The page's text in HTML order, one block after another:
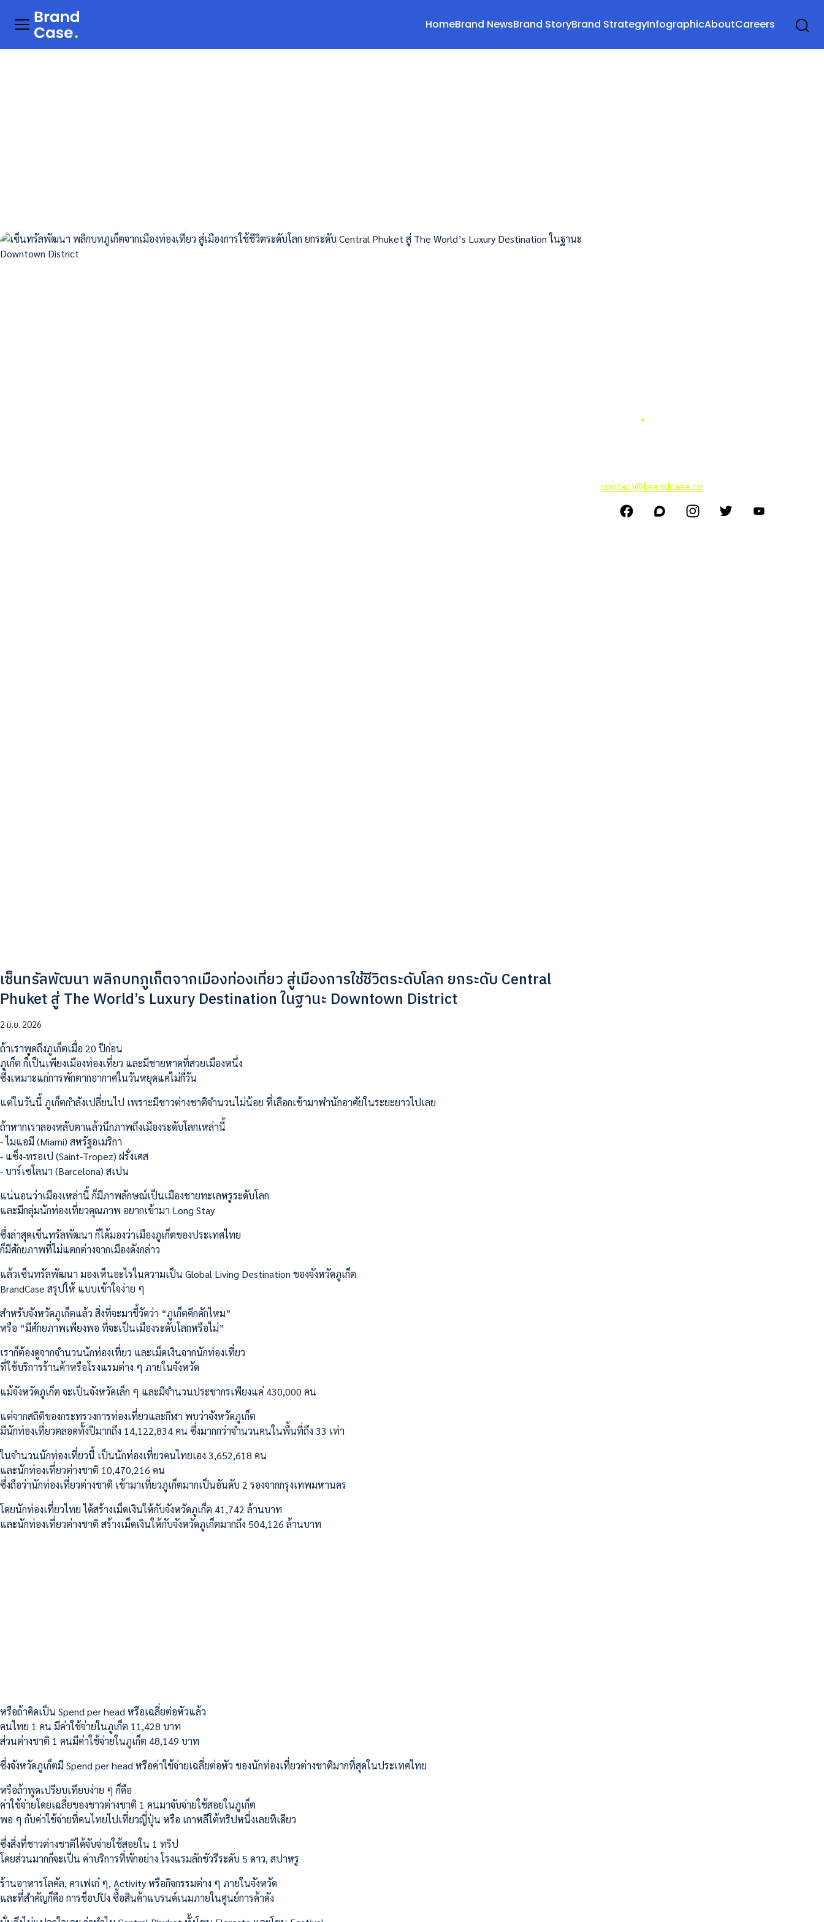
เซ็นทรัลพัฒนา พลิกบทภูเก็ตจากเมืองท่องเที่ยว สู่เมืองการใช้ชีวิตระดับโลก ยกระดับ Central
Phuket สู่ The World’s Luxury Destination ในฐานะ Downtown District
2 มิ.ย. 2026
ถ้าเราพูดถึงภูเก็ตเมื่อ 20 ปีก่อน
ภูเก็ต ก็เป็นเพียงเมืองท่องเที่ยว และมีชายหาดที่สวยเมืองหนึ่ง
ซึ่งเหมาะแก่การพักตากอากาศในวันหยุดแค่ไม่กี่วัน
แต่ในวันนี้ ภูเก็ตกำลังเปลี่ยนไป เพราะมีชาวต่างชาติจำนวนไม่น้อย ที่เลือกเข้ามาพำนักอาศัยในระยะยาวไปเลย
ถ้าหากเราลองหลับตาแล้วนึกภาพถึงเมืองระดับโลกเหล่านี้
- ไมแอมี (Miami) สหรัฐอเมริกา
- แซ็ง-ทรอเป (Saint-Tropez) ฝรั่งเศส
- บาร์เซโลนา (Barcelona) สเปน
แน่นอนว่าเมืองเหล่านี้ ก็มีภาพลักษณ์เป็นเมืองชายทะเลหรูระดับโลก
และมีกลุ่มนักท่องเที่ยวคุณภาพ อยากเข้ามา Long Stay
ซึ่งล่าสุดเซ็นทรัลพัฒนา ก็ได้มองว่าเมืองภูเก็ตของประเทศไทย
ก็มีศักยภาพที่ไม่แตกต่างจากเมืองดังกล่าว
แล้วเซ็นทรัลพัฒนา มองเห็นอะไรในความเป็น Global Living Destination ของจังหวัดภูเก็ต
BrandCase สรุปให้ แบบเข้าใจง่าย ๆ
สำหรับจังหวัดภูเก็ตแล้ว สิ่งที่จะมาชี้วัดว่า “ภูเก็ตคึกคักไหม”
หรือ “มีศักยภาพเพียงพอ ที่จะเป็นเมืองระดับโลกหรือไม่”
เราก็ต้องดูจากจำนวนนักท่องเที่ยว และเม็ดเงินจากนักท่องเที่ยว
ที่ใช้บริการร้านค้าหรือโรงแรมต่าง ๆ ภายในจังหวัด
แม้จังหวัดภูเก็ต จะเป็นจังหวัดเล็ก ๆ และมีจำนวนประชากรเพียงแค่ 430,000 คน
แต่จากสถิติของกระทรวงการท่องเที่ยวและกีฬา พบว่าจังหวัดภูเก็ต
มีนักท่องเที่ยวตลอดทั้งปีมากถึง 14,122,834 คน ซึ่งมากกว่าจำนวนคนในพื้นที่ถึง 33 เท่า
ในจำนวนนักท่องเที่ยวนี้ เป็นนักท่องเที่ยวคนไทยเอง 3,652,618 คน
และนักท่องเที่ยวต่างชาติ 10,470,216 คน
ซึ่งถือว่านักท่องเที่ยวต่างชาติ เข้ามาเที่ยวภูเก็ตมากเป็นอันดับ 2 รองจากกรุงเทพมหานคร
โดยนักท่องเที่ยวไทย ได้สร้างเม็ดเงินให้กับจังหวัดภูเก็ต 41,742 ล้านบาท
และนักท่องเที่ยวต่างชาติ สร้างเม็ดเงินให้กับจังหวัดภูเก็ตมากถึง 504,126 ล้านบาท
หรือถ้าคิดเป็น Spend per head หรือเฉลี่ยต่อหัวแล้ว
คนไทย 1 คน มีค่าใช้จ่ายในภูเก็ต 11,428 บาท
ส่วนต่างชาติ 1 คนมีค่าใช้จ่ายในภูเก็ต 48,149 บาท
ซึ่งจังหวัดภูเก็ตมี Spend per head หรือค่าใช้จ่ายเฉลี่ยต่อหัว ของนักท่องเที่ยวต่างชาติมากที่สุดในประเทศไทย
หรือถ้าพูดเปรียบเทียบง่าย ๆ ก็คือ
ค่าใช้จ่ายโดยเฉลี่ยของชาวต่างชาติ 1 คนมาจับจ่ายใช้สอยในภูเก็ต
พอ ๆ กับค่าใช้จ่ายที่คนไทยไปเที่ยวญี่ปุ่น หรือ เกาหลีใต้ทริปหนึ่งเลยทีเดียว
ซึ่งสิ่งที่ชาวต่างชาติได้จับจ่ายใช้สอยใน 1 ทริป
โดยส่วนมากก็จะเป็น ค่าบริการที่พักอย่าง โรงแรมลักชัวรีระดับ 5 ดาว, สปาหรู
ร้านอาหารโลคัล, คาเฟเก๋ ๆ, Activity หรือกิจกรรมต่าง ๆ ภายในจังหวัด
และที่สำคัญก็คือ การช็อปปิง ซื้อสินค้าแบรนด์เนมภายในศูนย์การค้าดัง
contact@brandcase.co
HomeBrand NewsBrand StoryBrand StrategyInfographicAboutCareers